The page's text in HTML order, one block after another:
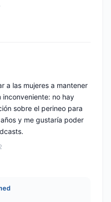
a las mujeres a mantener
inconveniente: no hay
sobre el perineo para
y me gustaría poder